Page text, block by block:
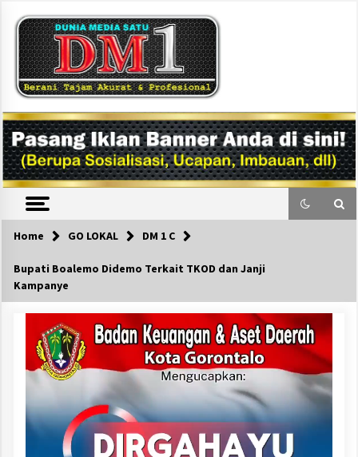
content
DM1
Home GO LOKAL DM 1 C
Bupati Boalemo Didemo Terkait TKOD dan Janji
Kampanye